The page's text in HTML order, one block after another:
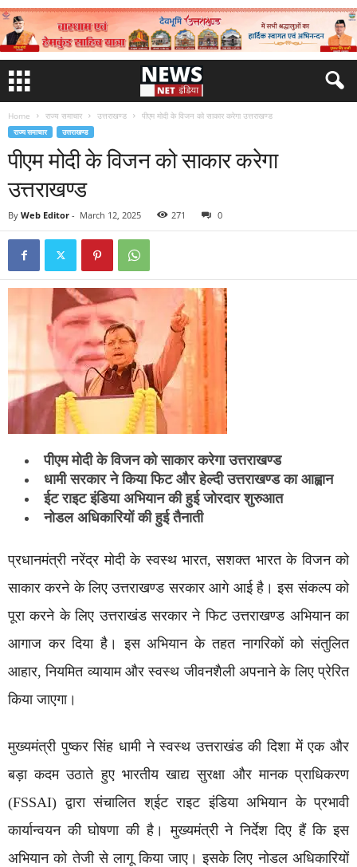
Home राज्य समाचार उत्तराखण्ड पीएम मोदी के विजन को साकार करेगा उत्तराखण्ड
राज्य समाचार उत्तराखण्ड
पीएम मोदी के विजन को साकार करेगा
उत्तराखण्ड
By Web Editor - March 12, 2025 271 0
पीएम मोदी के विजन को साकार करेगा उत्तराखण्ड
धामी सरकार ने किया फिट और हेल्दी उत्तराखण्ड का आह्वान
ईट राइट इंडिया अभियान की हुई जोरदार शुरुआत
नोडल अधिकारियों की हुई तैनाती
प्रधानमंत्री नरेंद्र मोदी के स्वस्थ भारत, सशक्त भारत के विजन को
साकार करने के लिए उत्तराखण्ड सरकार आगे आई है। इस संकल्प को
पूरा करने के लिए उत्तराखंड सरकार ने फिट उत्तराखण्ड अभियान का
आगाज कर दिया है। इस अभियान के तहत नागरिकों को संतुलित
आहार, नियमित व्यायाम और स्वस्थ जीवनशैली अपनाने के लिए प्रेरित
किया जाएगा।
मुख्यमंत्री पुष्कर सिंह धामी ने स्वस्थ उत्तराखंड की दिशा में एक और
बड़ा कदम उठाते हुए भारतीय खाद्य सुरक्षा और मानक प्राधिकरण
(FSSAI) द्वारा संचालित श्ईट राइट इंडिया अभियान के प्रभावी
कार्यान्वयन की घोषणा की है। मुख्यमंत्री ने निर्देश दिए हैं कि इस
अभियान को तेजी से लागू किया जाए। इसके लिए नोडल अधिकारियों